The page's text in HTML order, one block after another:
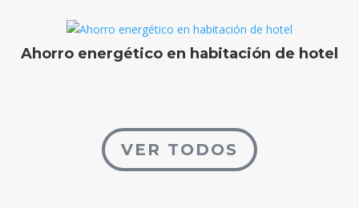
Ahorro energético en habitación de hotel
VER TODOS